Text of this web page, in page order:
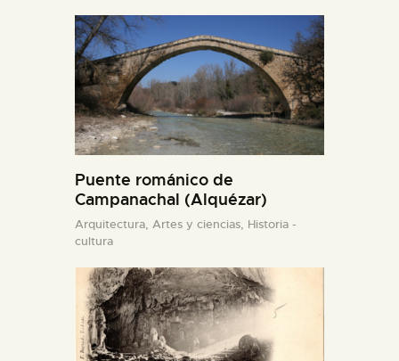
Puente románico de
Campanachal (Alquézar)
Arquitectura, Artes y ciencias, Historia -
cultura